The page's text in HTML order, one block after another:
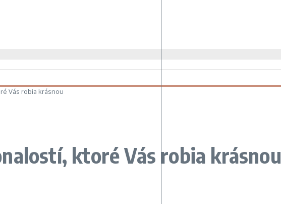
Vás robia krásnou
ktoré Vás robia krásnou